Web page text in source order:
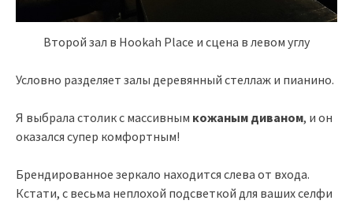
Второй зал в Hookah Place и сцена в левом углу
Условно разделяет залы деревянный стеллаж и пианино.
Я выбрала столик с массивным кожаным диваном, и он
оказался супер комфортным!
Брендированное зеркало находится слева от входа.
Кстати, с весьма неплохой подсветкой для ваших селфи